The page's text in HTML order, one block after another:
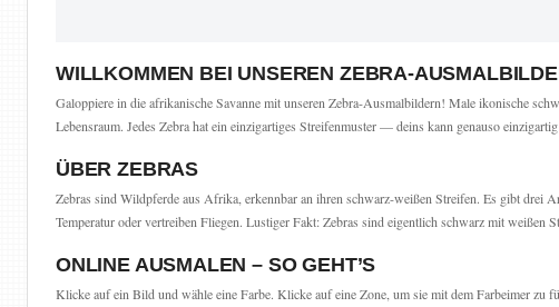
WILLKOMMEN BEI UNSEREN ZEBRA-
Galoppiere in die afrikanische Savanne mit unseren Zebra-Ausmalbildern! Male ikonische
Lebensraum. Jedes Zebra hat ein einzigartiges Streifenmuster — deins kann genauso
ÜBER ZEBRAS
Zebras sind Wildpferde aus Afrika, erkennbar an ihren schwarz-weißen Streifen. Es gibt drei
Temperatur oder vertreiben Fliegen. Lustiger Fakt: Zebras sind eigentlich schwarz mit
ONLINE AUSMALEN – SO GEHT’S
Klicke auf ein Bild und wähle eine Farbe. Klicke auf eine Zone, um sie mit dem Farbeimer